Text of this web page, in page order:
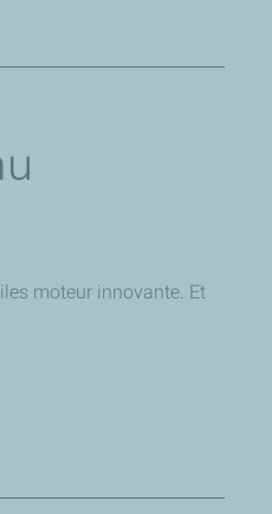
constructeur. Des
moteur innovante. Et
renforce les deux